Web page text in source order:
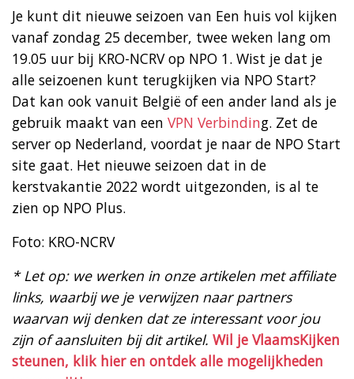
Je kunt dit nieuwe seizoen van Een huis vol kijken
vanaf zondag 25 december, twee weken lang om
19.05 uur bij KRO-NCRV op NPO 1. Wist je dat je
alle seizoenen kunt terugkijken via NPO Start?
Dat kan ook vanuit België of een ander land als je
gebruik maakt van een VPN Verbinding. Zet de
server op Nederland, voordat je naar de NPO Start
site gaat. Het nieuwe seizoen dat in de
kerstvakantie 2022 wordt uitgezonden, is al te
zien op NPO Plus.
Foto: KRO-NCRV
* Let op: we werken in onze artikelen met affiliate
links, waarbij we je verwijzen naar partners
waarvan wij denken dat ze interessant voor jou
zijn of aansluiten bij dit artikel. Wil je VlaamsKijken
steunen, klik hier en ontdek alle mogelijkheden